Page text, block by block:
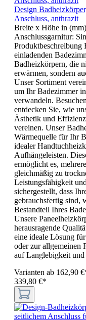
Design
Anschluss, anthrazit
Breite x Höhe in
Anschlussgarnitur:
Produktbeschreibung
einladenden
Badheizkörpern, die
erwärmen, sondern
Unser Sortiment
um Ihr Badezimmer
verwandeln.
entdecken Sie, wie
Ästhetik und
vereinen. Unser
Wärmequelle für Ihr
idealer
Aufhängeleisten.
ermöglicht es,
gleichmäßig zu
Leistungsfähigkeit
sichergestellt, dass
gebrauchsfertig sind,
Bestandteil Ihres
Unsere
herausragende
eine ideale Lösung
oder zur allgemeinen
auf Langlebigkeit
Varianten ab 162,90
339,80 €*